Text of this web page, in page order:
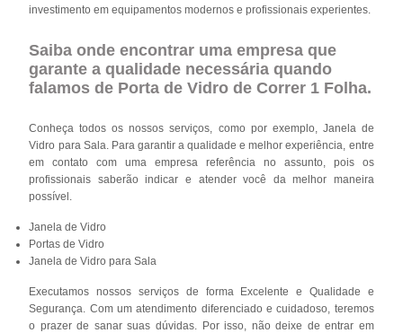
investimento em equipamentos modernos e profissionais experientes.
Saiba onde encontrar uma empresa que
garante a qualidade necessária quando
falamos de Porta de Vidro de Correr 1 Folha.
Conheça todos os nossos serviços, como por exemplo, Janela de
Vidro para Sala. Para garantir a qualidade e melhor experiência, entre
em contato com uma empresa referência no assunto, pois os
profissionais saberão indicar e atender você da melhor maneira
possível.
Janela de Vidro
Portas de Vidro
Janela de Vidro para Sala
Executamos nossos serviços de forma Excelente e Qualidade e
Segurança. Com um atendimento diferenciado e cuidadoso, teremos
o prazer de sanar suas dúvidas. Por isso, não deixe de entrar em